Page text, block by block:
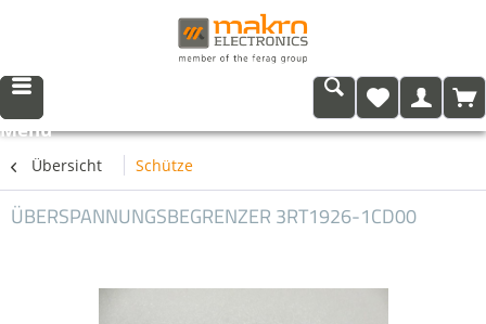
Menü
Übersicht Schütze
ÜBERSPANNUNGSBEGRENZER 3RT1926-1CD00